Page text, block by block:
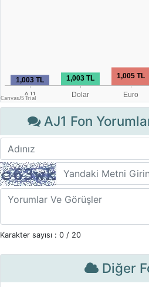
AJ1 Fon
Karakter sayısı : 0 / 20
Diğer